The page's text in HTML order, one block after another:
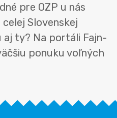
pre OZP u nás
Slovenskej
aj ty? Na portáli Fajn-
ponuku voľných